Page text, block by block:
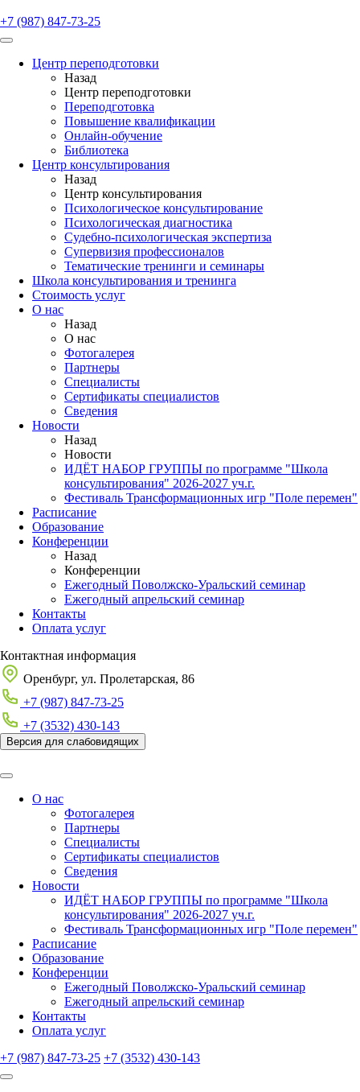
+7 (987) 847-73-25
Центр переподготовки
Назад
Центр переподготовки
Переподготовка
Повышение квалификации
Онлайн-обучение
Библиотека
Центр консультирования
Назад
Центр консультирования
Психологическое консультирование
Психологическая диагностика
Судебно-психологическая экспертиза
Супервизия профессионалов
Тематические тренинги и семинары
Школа консультирования и тренинга
Стоимость услуг
О нас
Назад
О нас
Фотогалерея
Партнеры
Специалисты
Сертификаты специалистов
Сведения
Новости
Назад
Новости
ИДЁТ НАБОР ГРУППЫ по программе "Школа
консультирования" 2026-2027 уч.г.
Фестиваль Трансформационных игр "Поле перемен"
Расписание
Образование
Конференции
Назад
Конференции
Ежегодный Поволжско-Уральский семинар
Ежегодный апрельский семинар
Контакты
Оплата услуг
Контактная информация
Оренбург, ул. Пролетарская, 86
+7 (987) 847-73-25
+7 (3532) 430-143
Версия для слабовидящих
О нас
Фотогалерея
Партнеры
Специалисты
Сертификаты специалистов
Сведения
Новости
ИДЁТ НАБОР ГРУППЫ по программе "Школа
консультирования" 2026-2027 уч.г.
Фестиваль Трансформационных игр "Поле перемен"
Расписание
Образование
Конференции
Ежегодный Поволжско-Уральский семинар
Ежегодный апрельский семинар
Контакты
Оплата услуг
+7 (987) 847-73-25 +7 (3532) 430-143